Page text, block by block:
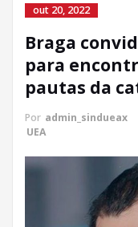
out 20, 2022
Braga
para
pautas da
Por admin_sindueax
UEA